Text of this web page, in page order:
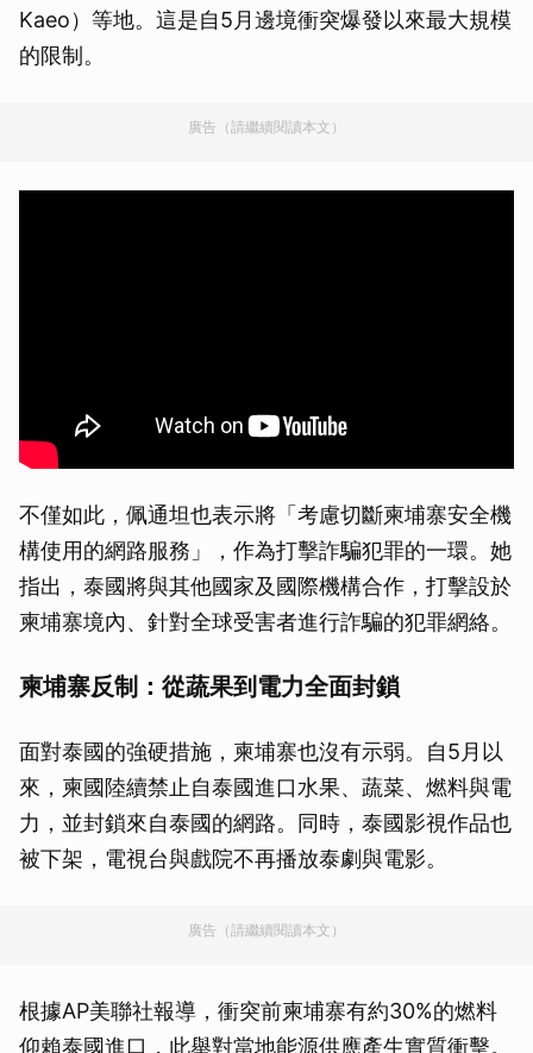
Kaeo）等地。這是自5月邊境衝突爆發以來最大規模
的限制。
廣告（請繼續閱讀本文）
不僅如此，佩通坦也表示將「考慮切斷柬埔寨安全機
構使用的網路服務」，作為打擊詐騙犯罪的一環。她
指出，泰國將與其他國家及國際機構合作，打擊設於
柬埔寨境內、針對全球受害者進行詐騙的犯罪網絡。
柬埔寨反制：從蔬果到電力全面封鎖
面對泰國的強硬措施，柬埔寨也沒有示弱。自5月以
來，柬國陸續禁止自泰國進口水果、蔬菜、燃料與電
力，並封鎖來自泰國的網路。同時，泰國影視作品也
被下架，電視台與戲院不再播放泰劇與電影。
廣告（請繼續閱讀本文）
根據AP美聯社報導，衝突前柬埔寨有約30%的燃料
仰賴泰國進口，此舉對當地能源供應產生實質衝擊。